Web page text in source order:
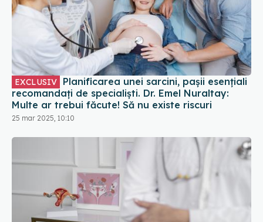
EXCLUSIV
recomandați de specialiști. Dr. Emel Nuraltay:
Multe ar trebui făcute! Să nu existe riscuri
25 mar 2025, 10:10